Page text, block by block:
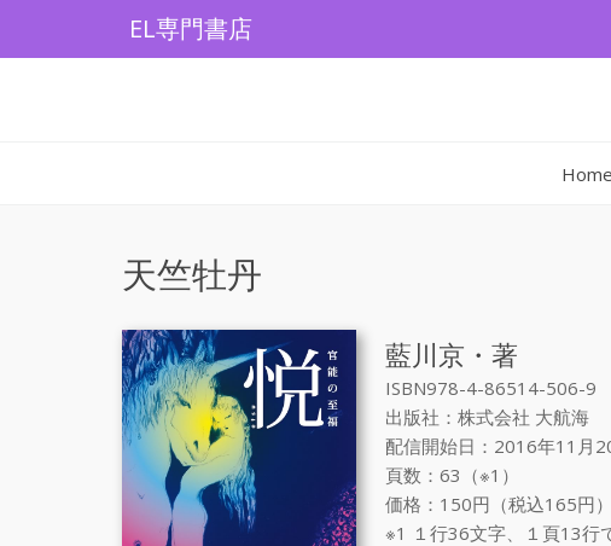
EL専門書店
Home
天竺牡丹
藍川京・著
ISBN978-4-86514-506-9
出版社：株式会社 大航海
配信開始日：2016年11月
頁数：63（※1）
価格：150円（税込165円）
※1 １行36文字、１頁13行